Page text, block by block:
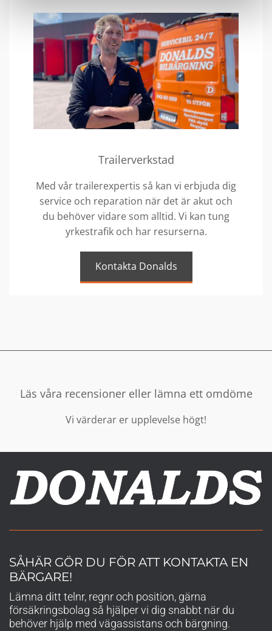
Trailerverkstad
Med vår trailerexpertis så kan vi erbjuda dig
service och reparation när det är akut och
du behöver vidare som alltid. Vi kan tung
yrkestrafik och har resurserna.
Kontakta Donalds
Läs våra recensioner eller lämna ett omdöme
Vi värderar er upplevelse högt!
SÅHÄR GÖR DU FÖR ATT KONTAKTA EN
BÄRGARE!
Lämna ditt telnr, regnr och position, gärna
försäkringsbolag så hjälper vi dig snabbt när du
behöver hjälp med vägassistans och bärgning.